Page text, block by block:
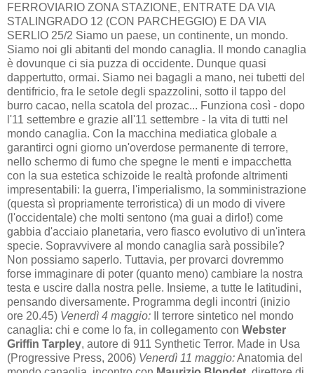
FERROVIARIO ZONA STAZIONE, ENTRATE DA VIA
STALINGRADO 12 (CON PARCHEGGIO) E DA VIA
SERLIO 25/2 Siamo un paese, un continente, un mondo.
Siamo noi gli abitanti del mondo canaglia. Il mondo canaglia
è dovunque ci sia puzza di occidente. Dunque quasi
dappertutto, ormai. Siamo nei bagagli a mano, nei tubetti del
dentifricio, fra le setole degli spazzolini, sotto il tappo del
burro cacao, nella scatola del prozac... Funziona così - dopo
l'11 settembre e grazie all'11 settembre - la vita di tutti nel
mondo canaglia. Con la macchina mediatica globale a
garantirci ogni giorno un'overdose permanente di terrore,
nello schermo di fumo che spegne le menti e impacchetta
con la sua estetica schizoide le realtà profonde altrimenti
impresentabili: la guerra, l'imperialismo, la somministrazione
(questa sì propriamente terroristica) di un modo di vivere
(l'occidentale) che molti sentono (ma guai a dirlo!) come
gabbia d'acciaio planetaria, vero fiasco evolutivo di un'intera
specie. Sopravvivere al mondo canaglia sarà possibile?
Non possiamo saperlo. Tuttavia, per provarci dovremmo
forse immaginare di poter (quanto meno) cambiare la nostra
testa e uscire dalla nostra pelle. Insieme, a tutte le latitudini,
pensando diversamente. Programma degli incontri (inizio
ore 20.45) Venerdì 4 maggio: Il terrore sintetico nel mondo
canaglia: chi e come lo fa, in collegamento con Webster
Griffin Tarpley, autore di 911 Synthetic Terror. Made in Usa
(Progressive Press, 2006) Venerdì 11 maggio:Anatomia del